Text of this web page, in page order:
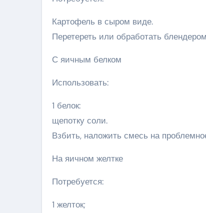
Картофель в сыром виде.
Перетереть или обработать
С яичным белком
Использовать:
1 белок:
щепотку соли.
Взбить, наложить смесь на
На яичном желтке
Потребуется:
1 желток;